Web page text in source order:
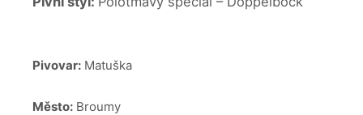
Pivovar: Matuška
Město: Broumy